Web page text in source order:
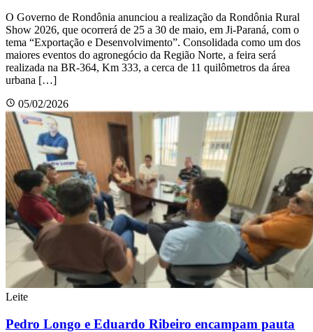
O Governo de Rondônia anunciou a realização da Rondônia Rural
Show 2026, que ocorrerá de 25 a 30 de maio, em Ji-Paraná, com o
tema “Exportação e Desenvolvimento”. Consolidada como um dos
maiores eventos do agronegócio da Região Norte, a feira será
realizada na BR-364, Km 333, a cerca de 11 quilômetros da área
urbana […]
05/02/2026
Leite
Pedro Longo e Eduardo Ribeiro encampam pauta